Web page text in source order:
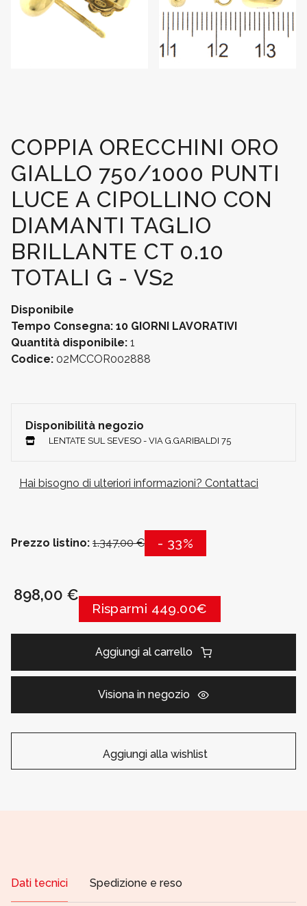
COPPIA ORECCHINI ORO
GIALLO 750/1000 PUNTI
LUCE A CIPOLLINO CON
DIAMANTI TAGLIO
BRILLANTE CT 0.10
TOTALI G - VS2
Disponibile
Tempo Consegna: 10 GIORNI LAVORATIVI
Quantità disponibile: 1
Codice: 02MCCOR002888
Disponibilità negozio
LENTATE SUL SEVESO - VIA G.GARIBALDI 75
Hai bisogno di ulteriori informazioni? Contattaci
Prezzo listino: 1.347,00 € - 33%
898,00 €
Risparmi 449.00€
Aggiungi al carrello
Visiona in negozio
Aggiungi alla wishlist
Dati tecnici Spedizione e reso